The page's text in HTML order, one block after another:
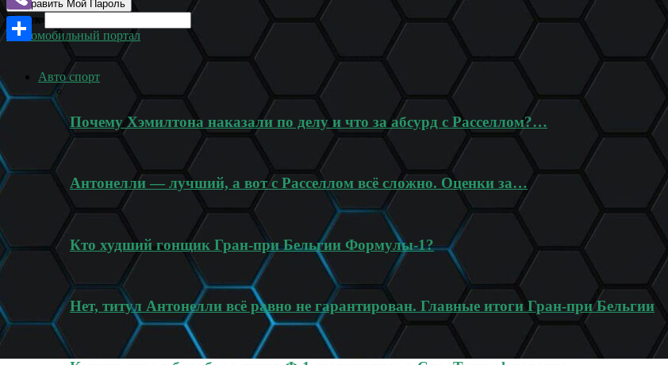
Поиск
Автомобильный портал
Авто спорт
Почему Хэмилтона наказали по делу и что за абсурд с Расселлом?…
Антонелли — лучший, а вот с Расселлом всё сложно. Оценки за…
Кто худший гонщик Гран-при Бельгии Формулы-1?
Нет, титул Антонелли всё равно не гарантирован. Главные итоги Гран-при Бельгии
Viber